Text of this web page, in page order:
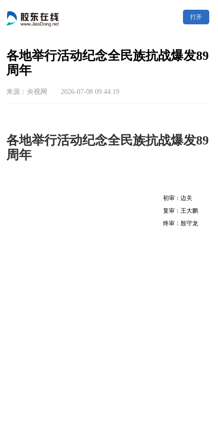
打开
各地举行活动纪念全民族抗战爆发89
周年
来源：央视网 2026-07-08 09:44:19
各地举行活动纪念全民族抗战爆发89
周年
初审：边关
复审：王大鹏
终审：殷守龙